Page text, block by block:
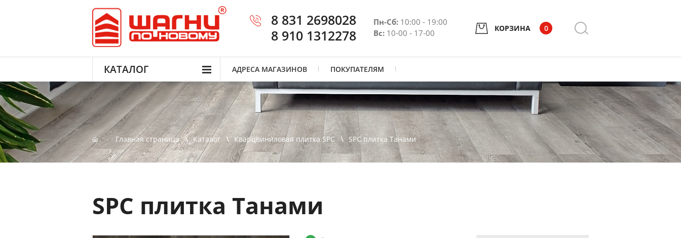
8 831 2698028
8 910 1312278
Пн-Сб: 10:00 - 19:00
Вс: 10-00 - 17-00 КОРЗИНА 0
КАТАЛОГ АДРЕСА МАГАЗИНОВ ПОКУПАТЕЛЯМ
Главная страница Каталог Кварцвиниловая плитка SPC SPC плитка Танами
SPC плитка Танами